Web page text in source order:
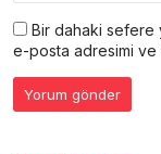
Bir dahaki sefere
e-posta adresimi ve